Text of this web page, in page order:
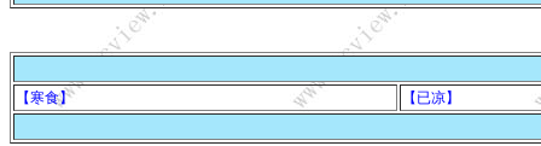
【寒食】 【已凉】